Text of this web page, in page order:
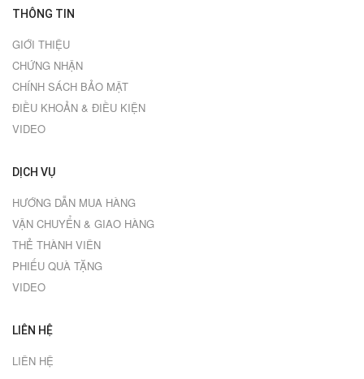
THÔNG TIN
GIỚI THIỆU
CHỨNG NHẬN
CHÍNH SÁCH BẢO MẬT
ĐIỀU KHOẢN & ĐIỀU KIỆN
VIDEO
DỊCH VỤ
HƯỚNG DẪN MUA HÀNG
VẬN CHUYỂN & GIAO HÀNG
THẺ THÀNH VIÊN
PHIẾU QUÀ TẶNG
VIDEO
LIÊN HỆ
LIÊN HỆ